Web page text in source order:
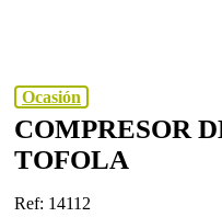
Ocasión
COMPRESOR
TOFOLA
Ref: 14112